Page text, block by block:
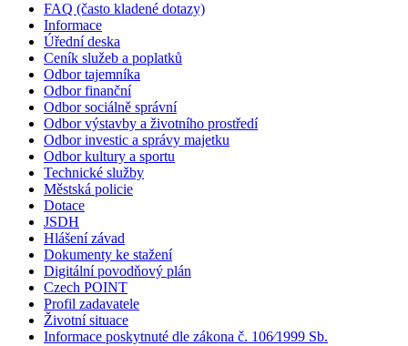
FAQ (často kladené dotazy)
Informace
Úřední deska
Ceník služeb a poplatků
Odbor tajemníka
Odbor finanční
Odbor sociálně správní
Odbor výstavby a životního prostředí
Odbor investic a správy majetku
Odbor kultury a sportu
Technické služby
Městská policie
Dotace
JSDH
Hlášení závad
Dokumenty ke stažení
Digitální povodňový plán
Czech POINT
Profil zadavatele
Životní situace
Informace poskytnuté dle zákona č. 106⁄1999 Sb.